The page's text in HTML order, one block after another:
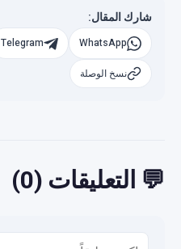
شارك المقال:
WhatsApp
Telegram
نسخ الوصلة
💬 التعليقات (0)